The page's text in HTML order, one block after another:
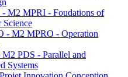
M2 MPRI - Foudations of
Science
- M2 MPRO - Operation
PDS - Parallel and
Systems